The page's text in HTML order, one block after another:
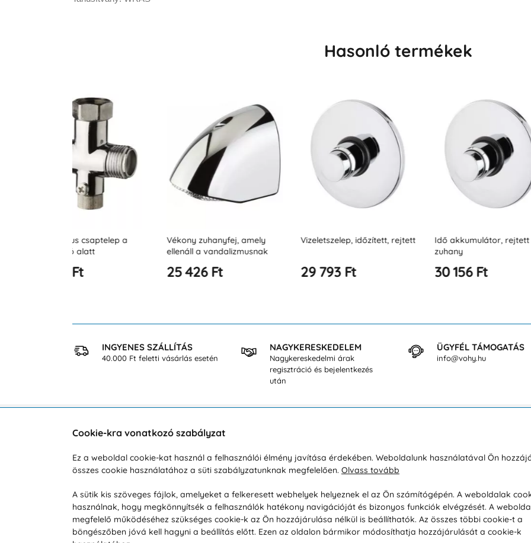
Hasonló termékek
Vékony zuhanyfej, amely
ellenáll a vandalizmusnak
25 426 Ft
Vizeletszelep, időzített, rejtett
29 793 Ft
Idő akkumulátor, rejtett
30 156 Ft
Állványos
32 339 Ft
INGYENES SZÁLLÍTÁS
40.000 Ft feletti vásárlás esetén
NAGYKERESKEDELEM
Nagykereskedelmi árak
regisztráció és bejelentkezés
után
ÜGYFÉL TÁMOGATÁS
info@vohy.hu
Hétköznap 8:00-tól 16:00-ig
info@vohy.hu
Reklamáció / Áru visszaküldése
Szállítás és fizetés
Üzleti feltételek
Visszaküldési politika
Társaságról
Magánélet
Tanácsadó iroda
Cookie-kra vonatkozó szabályzat
Ez a weboldal cookie-kat használ a felhasználói élmény javítása érdekében. Weboldalunk használatával Ön
összes cookie használatához a süti szabályzatunknak megfelelően. Olvass tovább
A sütik kis szöveges fájlok, amelyeket a felkeresett webhelyek helyeznek el az Ön számítógépén. A weboldalak
használnak, hogy megkönnyítsék a felhasználók hatékony navigációját és bizonyos funkciók elvégzését. A
megfelelő működéséhez szükséges cookie-k az Ön hozzájárulása nélkül is beállíthatók. Az összes többi cookie-t a
böngészőben jóvá kell hagyni a beállítás előtt. Ezen az oldalon bármikor módosíthatja hozzájárulását a cookie-k